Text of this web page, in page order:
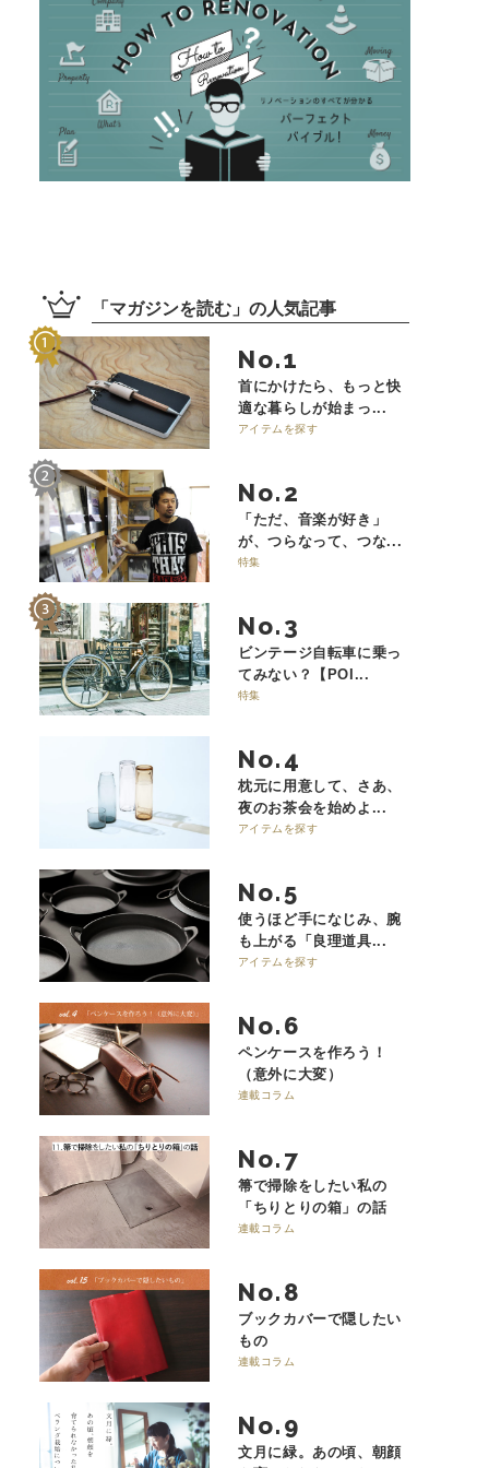
「 マガジンを読む 」の人気記事
No.
首にかけたら、もっと快
適な暮らしが始まっ...
アイテムを探す
No.
「ただ、音楽が好き」
が、つらなって、つな...
特集
No.
ビンテージ自転車に乗っ
てみない？【POI...
特集
No.
枕元に用意して、さあ、
夜のお茶会を始めよ...
アイテムを探す
No.
使うほど手になじみ、腕
も上がる「良理道具...
アイテムを探す
No.
ペンケースを作ろう！
（意外に大変）
連載コラム
No.
箒で掃除をしたい私の
「ちりとりの箱」の話
連載コラム
No.
ブックカバーで隠したい
もの
連載コラム
No.
文月に緑。あの頃、朝顔